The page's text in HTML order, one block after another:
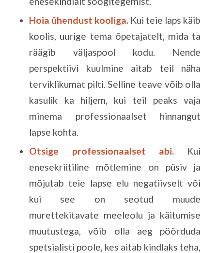
Hoia ühendust kooliga. Kui teie laps käib
koolis, uurige tema õpetajatelt, mida ta
räägib väljaspool kodu. Nende
perspektiivi kuulmine aitab teil näha
terviklikumat pilti. Selline teave võib olla
kasulik ka hiljem, kui teil peaks vaja
minema professionaalset hinnangut
lapse kohta.
Otsige professionaalset abi.Kui
enesekriitiline mõtlemine on püsiv ja
mõjutab teie lapse elu negatiivselt või
kui see on seotud muude
murettekitavate meeleolu ja käitumise
muutustega, võib olla aeg pöörduda
spetsialisti poole, kes aitab kindlaks teha,